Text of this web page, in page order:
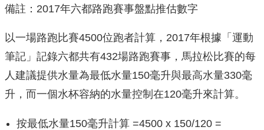
備註：2017年六都路跑賽事盤點推估數字
以一場路跑比賽4500位跑者計算，2017年根據「運動
筆記」記錄六都共有432場路跑賽事，馬拉松比賽的每
人建議提供水量為最低水量150毫升與最高水量330毫
升，而一個水杯容納的水量控制在120毫升來計算。
按最低水量150毫升計算 =4500 x 150/120 =